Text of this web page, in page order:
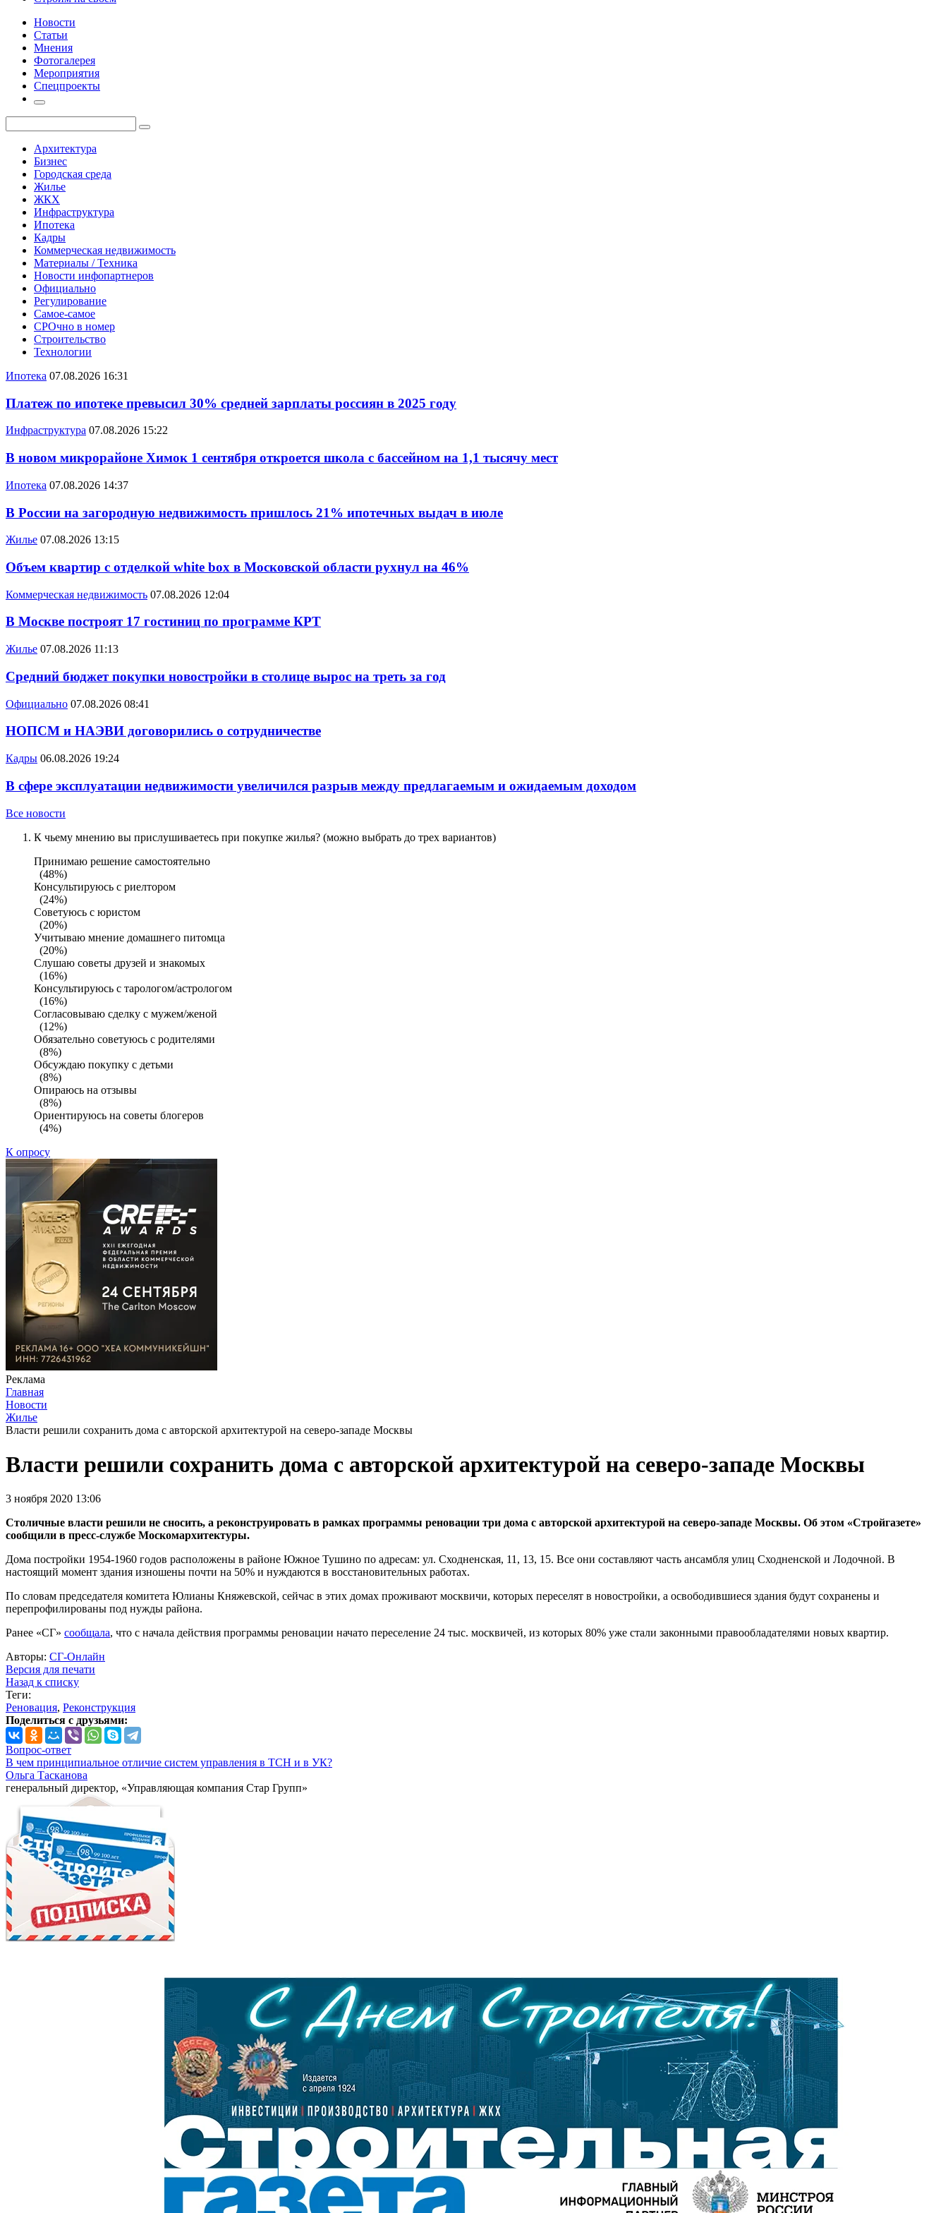
Новости
Статьи
Мнения
Фотогалерея
Мероприятия
Спецпроекты
Архитектура
Бизнес
Городская среда
Жилье
ЖКХ
Инфраструктура
Ипотека
Кадры
Коммерческая недвижимость
Материалы / Техника
Новости инфопартнеров
Официально
Регулирование
Самое-самое
СРОчно в номер
Строительство
Технологии
Ипотека 07.08.2026 16:31
Платеж по ипотеке превысил 30% средней зарплаты россиян в 2025 году
Инфраструктура 07.08.2026 15:22
В новом микрорайоне Химок 1 сентября откроется школа с бассейном на 1,1 тысячу мест
Ипотека 07.08.2026 14:37
В России на загородную недвижимость пришлось 21% ипотечных выдач в июле
Жилье 07.08.2026 13:15
Объем квартир с отделкой white box в Московской области рухнул на 46%
Коммерческая недвижимость 07.08.2026 12:04
В Москве построят 17 гостиниц по программе КРТ
Жилье 07.08.2026 11:13
Средний бюджет покупки новостройки в столице вырос на треть за год
Официально 07.08.2026 08:41
НОПСМ и НАЭВИ договорились о сотрудничестве
Кадры 06.08.2026 19:24
В сфере эксплуатации недвижимости увеличился разрыв между предлагаемым и ожидаемым доходом
Все новости
К чьему мнению вы прислушиваетесь при покупке жилья? (можно выбрать до трех вариантов)
Принимаю решение самостоятельно
(48%)
Консультируюсь с риелтором
(24%)
Советуюсь с юристом
(20%)
Учитываю мнение домашнего питомца
(20%)
Слушаю советы друзей и знакомых
(16%)
Консультируюсь с тарологом/астрологом
(16%)
Согласовываю сделку с мужем/женой
(12%)
Обязательно советуюсь с родителями
(8%)
Обсуждаю покупку с детьми
(8%)
Опираюсь на отзывы
(8%)
Ориентируюсь на советы блогеров
(4%)
К опросу
Реклама
Главная
Новости
Жилье
Власти решили сохранить дома с авторской архитектурой на северо-западе Москвы
Власти решили сохранить дома с авторской архитектурой на северо-западе Москвы
3 ноября 2020 13:06
Столичные власти решили не сносить, а реконструировать в рамках программы реновации три дома с авторской архитектурой на северо-западе Москвы. Об этом «Стройгазете»
сообщили в пресс-службе Москомархитектуры.
Дома постройки 1954-1960 годов расположены в районе Южное Тушино по адресам: ул. Сходненская, 11, 13, 15. Все они составляют часть ансамбля улиц Сходненской и Лодочной. В
настоящий момент здания изношены почти на 50% и нуждаются в восстановительных работах.
По словам председателя комитета Юлианы Княжевской, сейчас в этих домах проживают москвичи, которых переселят в новостройки, а освободившиеся здания будут сохранены и
перепрофилированы под нужды района.
Ранее «СГ» сообщала, что с начала действия программы реновации начато переселение 24 тыс. москвичей, из которых 80% уже стали законными правообладателями новых квартир.
Авторы: СГ-Онлайн
Версия для печати
Назад к списку
Теги:
Реновация, Реконструкция
Поделиться с друзьями:
Вопрос-ответ
В чем принципиальное отличие систем управления в ТСН и в УК?
Ольга Тасканова
генеральный директор, «Управляющая компания Стар Групп»